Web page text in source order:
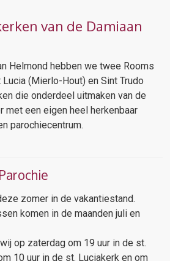
van de Damiaan
Helmond hebben we twee Rooms
(Mierlo-Hout) en Sint Trudo
die onderdeel uitmaken van de
met een eigen heel herkenbaar
parochiecentrum.
zomer in de vakantiestand.
komen in de maanden juli en
op zaterdag om 19 uur in de st.
10 uur in de st. Luciakerk en om